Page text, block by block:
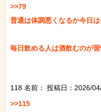
>>79
普通は体調悪くなるか今日
毎日飲める人は酒飲むのが
118 名前：
投稿日：2026/
>>115